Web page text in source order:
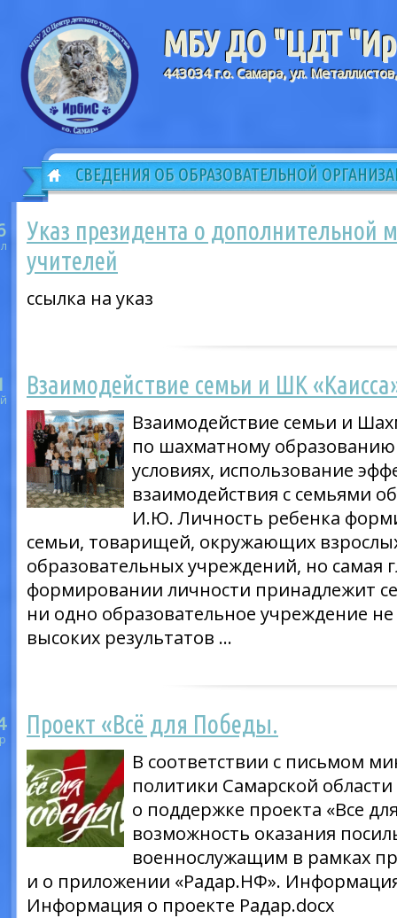
МБУ ДО "ЦДТ
443034 г.о. Самара, ул.
СВЕДЕНИЯ ОБ ОБРАЗОВАТЕЛЬНОЙ
Указ президента о дополнительной
учителей
ссылка на указ
Взаимодействие семьи и ШК
Взаимодействие семьи и
по шахматному
условиях, использование
взаимодействия с семьями
И.Ю. Личность ребенка
семьи, товарищей, окружающих
образовательных учреждений, но самая
формировании личности принадлежит
ни одно образовательное учреждение
высоких результатов …
Проект «Всё для Победы.
В соответствии с письмом
политики Самарской
о поддержке проекта «Все
возможность оказания
военнослужащим в рамках
и о приложении «Радар.НФ».
Информация о проекте Радар.docx